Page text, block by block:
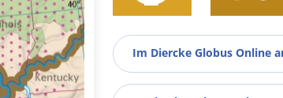
Im Diercke Globus Online